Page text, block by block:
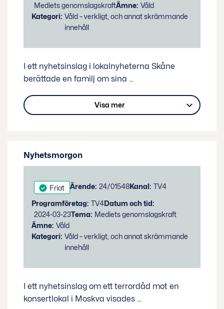
Mediets genomslagskraftÄmne: Våld
Kategori: Våld – verkligt, och annat skrämmande
innehåll
I ett nyhetsinslag i lokalnyheterna Skåne
berättade en familj om sina ...
Visa mer
Nyhetsmorgon
Status:Friat Ärende: 24/01548Kanal: TV4
Programföretag: TV4Datum och tid:
2024-03-23Tema: Mediets genomslagskraft
Ämne: Våld
Kategori: Våld – verkligt, och annat skrämmande
innehåll
I ett nyhetsinslag om ett terrordåd mot en
konsertlokal i Moskva visades ...